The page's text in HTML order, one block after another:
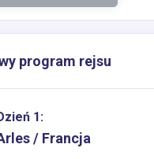
program rejsu
1:
/ Francja